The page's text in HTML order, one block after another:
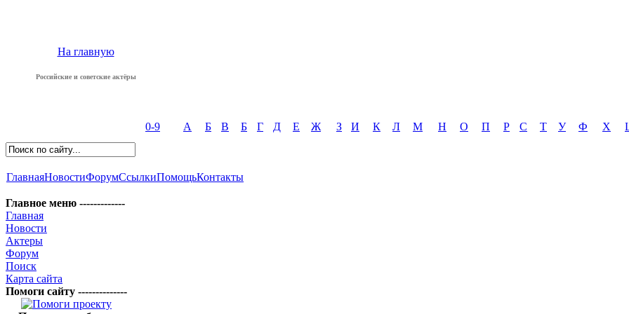
На главную
Российские и советские актёры
0-9 А Б В Б Г Д Е Ж З И К Л М Н О П Р С Т У Ф Х
ГлавнаяНовостиФорумСсылкиПомощьКонтакты
Главное меню -------------
Главная
Новости
Актеры
Форум
Поиск
Карта сайта
Помоги сайту --------------